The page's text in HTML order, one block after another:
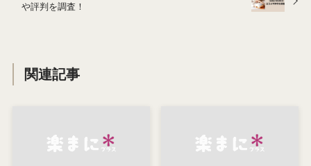
や評判を調査！
関連記事